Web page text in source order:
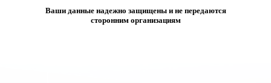
Ваши данные надежно защищены и не передаются
сторонним организациям